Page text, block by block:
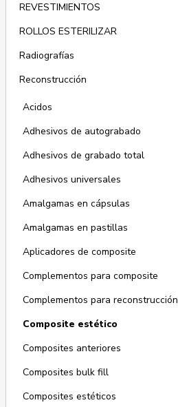
REVESTIMIENTOS
ROLLOS ESTERILIZAR
Radiografías
Reconstrucción
Acidos
Adhesivos de autograbado
Adhesivos de grabado total
Adhesivos universales
Amalgamas en cápsulas
Amalgamas en pastillas
Aplicadores de composite
Complementos para composite
Complementos para reconstrucción
Composite estético
Composites anteriores
Composites bulk fill
Composites estéticos